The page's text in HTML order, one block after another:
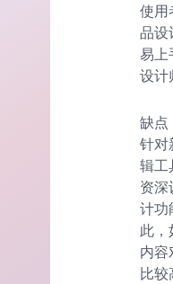
使用
品设
易上
设计
缺点
针对
辑工
资深
计功
此，
内容
比较